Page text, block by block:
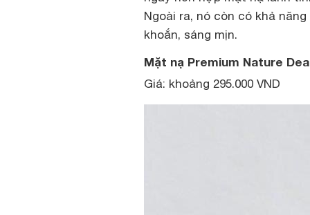
Ngoài ra, nó còn có khả
khoắn, sáng mịn.
Mặt nạ Premium Nature
Giá: khoảng 295.000 VND